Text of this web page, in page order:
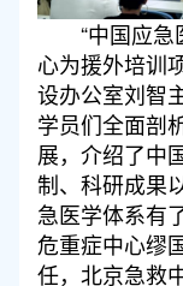
“中国应
心为援外培训
设办公室刘智
学员们全面剖
展，介绍了中
制、科研成果
急医学体系有
危重症中心缪
任，北京急救